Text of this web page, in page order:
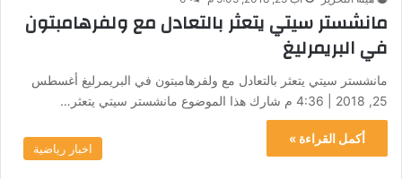
مانشستر سيتي يتعثر بالتعادل مع ولفرهامبتون
في البريمرليغ
مانشستر سيتي يتعثر بالتعادل مع ولفرهامبتون في البريمرليغ أغسطس
25, 2018 | 4:36 م شارك هذا الموضوع مانشستر سيتي يتعثر…
أكمل القراءة »
اخبار رياضية